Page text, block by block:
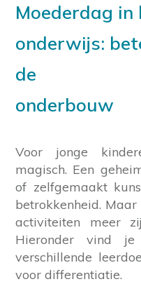
Moederdag
onderwijs:
de
onderbouw
Voor jonge
magisch. Een
of zelfgemaakt
betrokkenheid.
activiteiten meer
Hieronder vind
verschillende
voor differentiatie.